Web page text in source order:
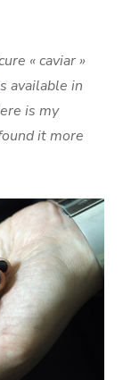
« caviar »
available in
is my
it more